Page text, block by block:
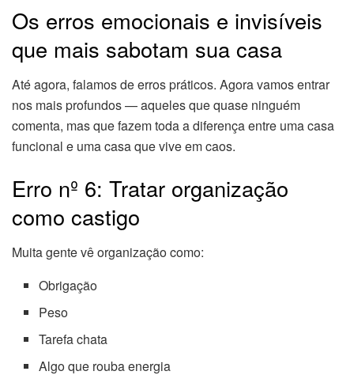
Os erros emocionais e invisíveis
que mais sabotam sua casa
Até agora, falamos de erros práticos. Agora vamos entrar
nos mais profundos — aqueles que quase ninguém
comenta, mas que fazem toda a diferença entre uma casa
funcional e uma casa que vive em caos.
Erro nº 6: Tratar organização
como castigo
Muita gente vê organização como:
Obrigação
Peso
Tarefa chata
Algo que rouba energia